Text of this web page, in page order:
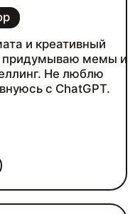
и креативный
придумываю мемы и
Не люблю
с ChatGPT.